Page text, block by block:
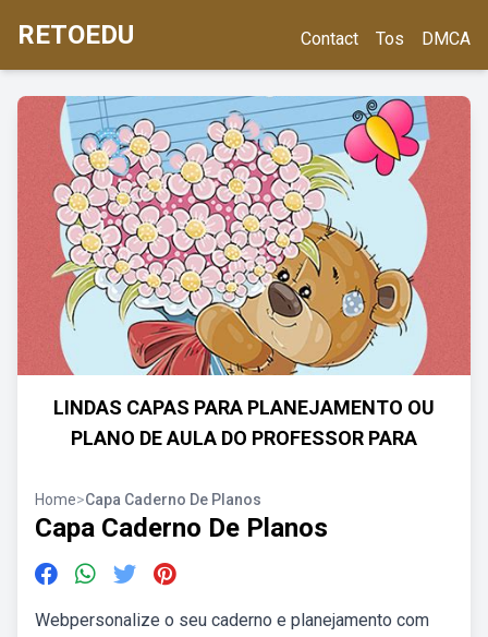
RETOEDU Contact Tos DMCA
LINDAS CAPAS PARA PLANEJAMENTO OU
PLANO DE AULA DO PROFESSOR PARA
Home>Capa Caderno De Planos
Capa Caderno De Planos
Webpersonalize o seu caderno e planejamento com